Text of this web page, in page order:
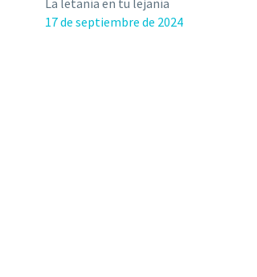
La letanía en tu lejanía
17 de septiembre de 2024